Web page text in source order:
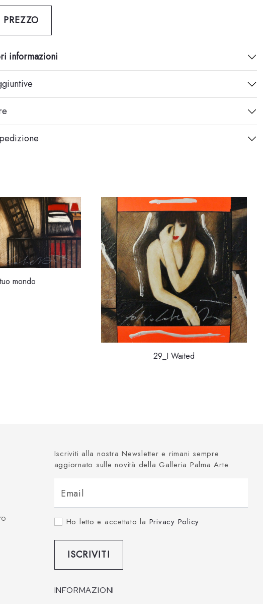
informazioni
mondo
29_I Waited
Iscriviti alla nostra Newsletter e rimani sempre
aggiornato sulle novità della Galleria Palma Arte.
Email
Ho letto e accettato la Privacy Policy
ISCRIVITI
INFORMAZIONI